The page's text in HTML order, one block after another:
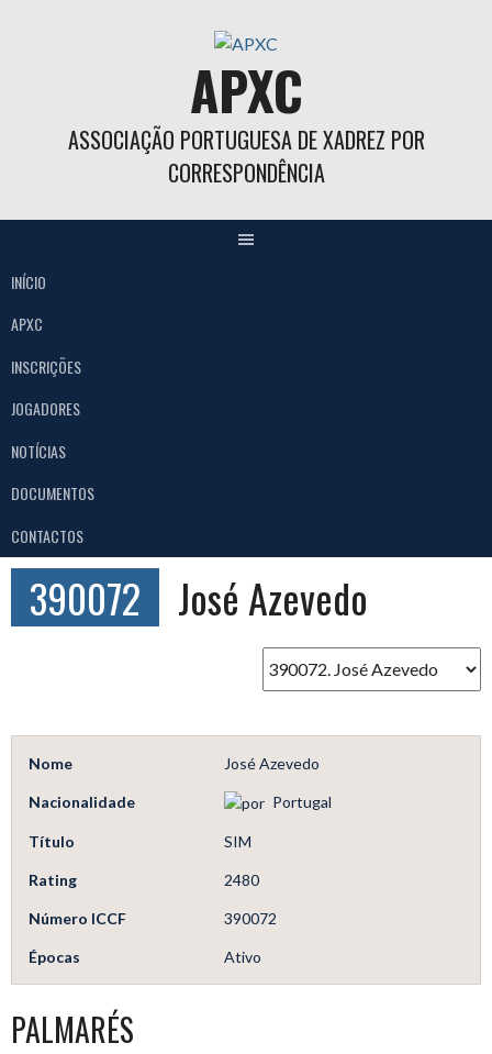
APXC
ASSOCIAÇÃO PORTUGUESA DE XADREZ POR
CORRESPONDÊNCIA
INÍCIO
APXC
INSCRIÇÕES
JOGADORES
NOTÍCIAS
DOCUMENTOS
CONTACTOS
390072 José Azevedo
Nome José Azevedo
Nacionalidade Portugal
Título SIM
Rating 2480
Número ICCF 390072
Épocas Ativo
PALMARÉS